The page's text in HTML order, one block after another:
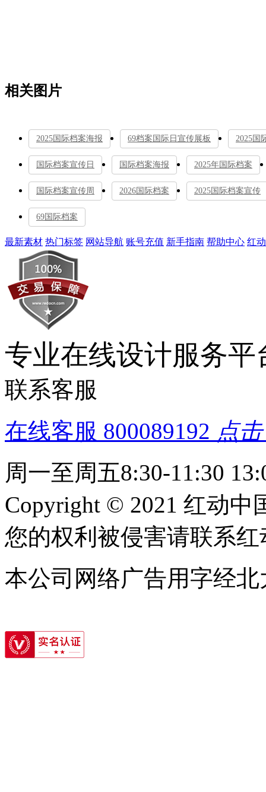
相关图片
2025国际档案海报 69档案国际日宣传展板 2025国
国际档案宣传日 国际档案海报 2025年国际档案
国际档案宣传周 2026国际档案 2025国际档案宣传
69国际档案
最新素材 热门标签 网站导航 账号充值 新手指南 帮助中心 红
专业在线设计服务平
联系客服
在线客服 800089192 点
周一至周五8:30-11:30
Copyright © 2021 红动中
您的权利被侵害请联系红
本公司网络广告用字经